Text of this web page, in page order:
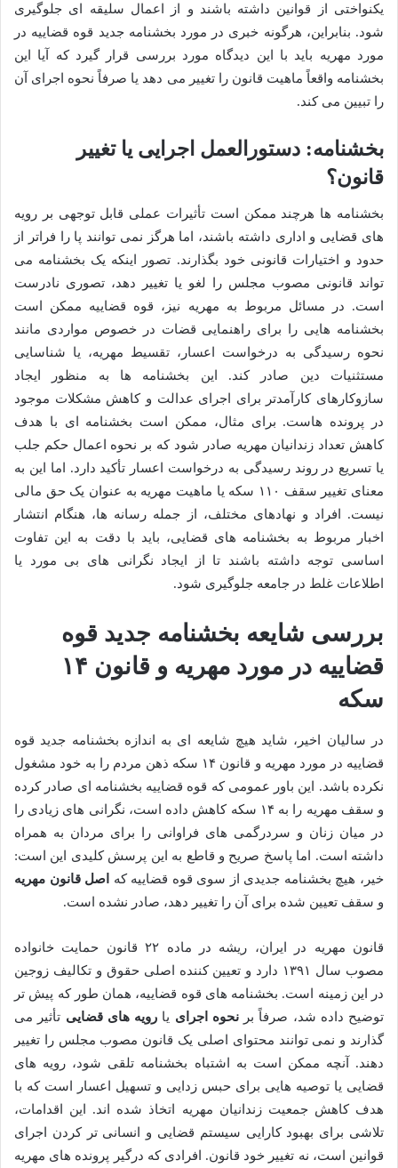
یکنواختی از قوانین داشته باشند و از اعمال سلیقه ای جلوگیری
شود. بنابراین، هرگونه خبری در مورد بخشنامه جدید قوه قضاییه در
مورد مهریه باید با این دیدگاه مورد بررسی قرار گیرد که آیا این
بخشنامه واقعاً ماهیت قانون را تغییر می دهد یا صرفاً نحوه اجرای آن
را تبیین می کند.
بخشنامه: دستورالعمل اجرایی یا تغییر
قانون؟
بخشنامه ها هرچند ممکن است تأثیرات عملی قابل توجهی بر رویه
های قضایی و اداری داشته باشند، اما هرگز نمی توانند پا را فراتر از
حدود و اختیارات قانونی خود بگذارند. تصور اینکه یک بخشنامه می
تواند قانونی مصوب مجلس را لغو یا تغییر دهد، تصوری نادرست
است. در مسائل مربوط به مهریه نیز، قوه قضاییه ممکن است
بخشنامه هایی را برای راهنمایی قضات در خصوص مواردی مانند
نحوه رسیدگی به درخواست اعسار، تقسیط مهریه، یا شناسایی
مستثنیات دین صادر کند. این بخشنامه ها به منظور ایجاد
سازوکارهای کارآمدتر برای اجرای عدالت و کاهش مشکلات موجود
در پرونده هاست. برای مثال، ممکن است بخشنامه ای با هدف
کاهش تعداد زندانیان مهریه صادر شود که بر نحوه اعمال حکم جلب
یا تسریع در روند رسیدگی به درخواست اعسار تأکید دارد. اما این به
معنای تغییر سقف ۱۱۰ سکه یا ماهیت مهریه به عنوان یک حق مالی
نیست. افراد و نهادهای مختلف، از جمله رسانه ها، هنگام انتشار
اخبار مربوط به بخشنامه های قضایی، باید با دقت به این تفاوت
اساسی توجه داشته باشند تا از ایجاد نگرانی های بی مورد یا
اطلاعات غلط در جامعه جلوگیری شود.
بررسی شایعه بخشنامه جدید قوه
قضاییه در مورد مهریه و قانون ۱۴
سکه
در سالیان اخیر، شاید هیچ شایعه ای به اندازه بخشنامه جدید قوه
قضاییه در مورد مهریه و قانون ۱۴ سکه ذهن مردم را به خود مشغول
نکرده باشد. این باور عمومی که قوه قضاییه بخشنامه ای صادر کرده
و سقف مهریه را به ۱۴ سکه کاهش داده است، نگرانی های زیادی را
در میان زنان و سردرگمی های فراوانی را برای مردان به همراه
داشته است. اما پاسخ صریح و قاطع به این پرسش کلیدی این است:
خیر، هیچ بخشنامه جدیدی از سوی قوه قضاییه که
اصل قانون مهریه
و سقف تعیین شده برای آن را تغییر دهد، صادر نشده است.
قانون مهریه در ایران، ریشه در ماده ۲۲ قانون حمایت خانواده
مصوب سال ۱۳۹۱ دارد و تعیین کننده اصلی حقوق و تکالیف زوجین
در این زمینه است. بخشنامه های قوه قضاییه، همان طور که پیش تر
توضیح داده شد، صرفاً برنحوه اجرای یا رویه های قضایی تأثیر می
گذارند و نمی توانند محتوای اصلی یک قانون مصوب مجلس را تغییر
دهند. آنچه ممکن است به اشتباه بخشنامه تلقی شود، رویه های
قضایی یا توصیه هایی برای حبس زدایی و تسهیل اعسار است که با
هدف کاهش جمعیت زندانیان مهریه اتخاذ شده اند. این اقدامات،
تلاشی برای بهبود کارایی سیستم قضایی و انسانی تر کردن اجرای
قوانین است، نه تغییر خود قانون. افرادی که درگیر پرونده های مهریه